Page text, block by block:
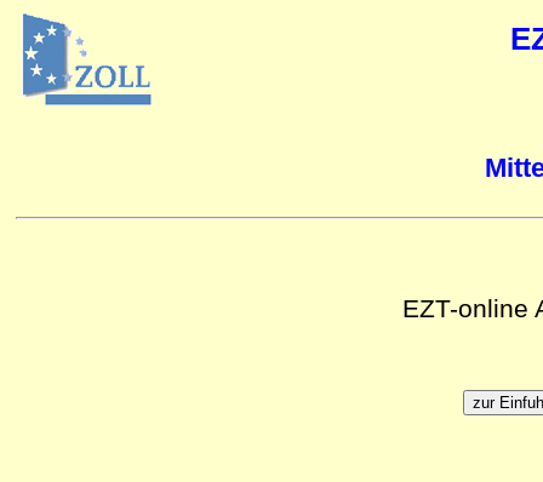
EZT-online